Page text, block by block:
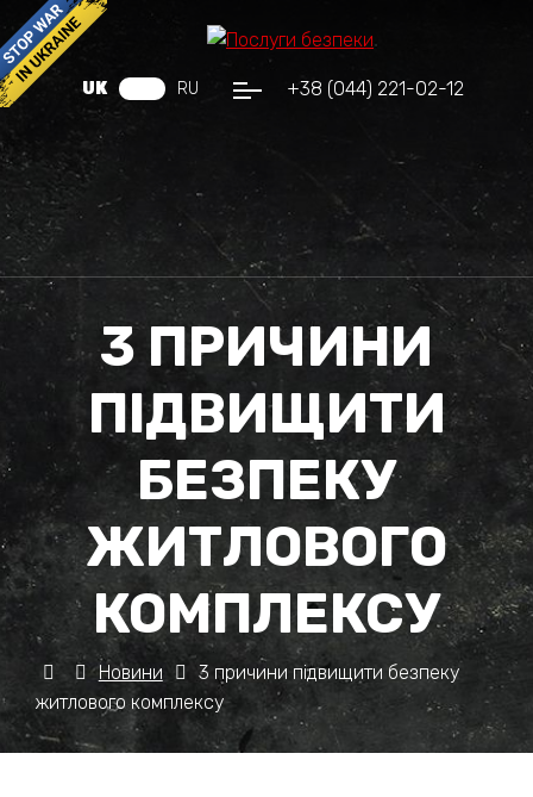
+38 (044) 221-02-12
UK RU
3 ПРИЧИНИ
ПІДВИЩИТИ
БЕЗПЕКУ
ЖИТЛОВОГО
КОМПЛЕКСУ
Новини
3 причини підвищити безпеку
житлового комплексу